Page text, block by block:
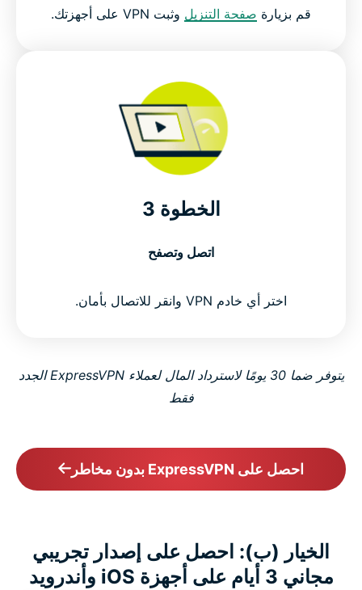
قم بزيارة صفحة التنزيل وثبت VPN على أجهزتك.
الخطوة 3
اتصل وتصفح
اختر أي خادم VPN وانقر للاتصال بأمان.
يتوفر ضما 30 يومًا لاسترداد المال لعملاء ExpressVPN الجدد
فقط
احصل على ExpressVPN بدون مخاطر
الخيار (ب): احصل على إصدار تجريبي
مجاني 3 أيام على أجهزة iOS وأندرويد